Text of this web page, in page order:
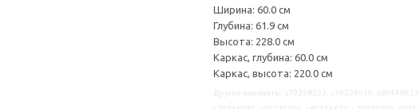
Ширина: 60.0 см
Глубина: 61.9 см
Высота: 228.0 см
Каркас, глубина: 60.0 см
Каркас, высота: 220.0 см